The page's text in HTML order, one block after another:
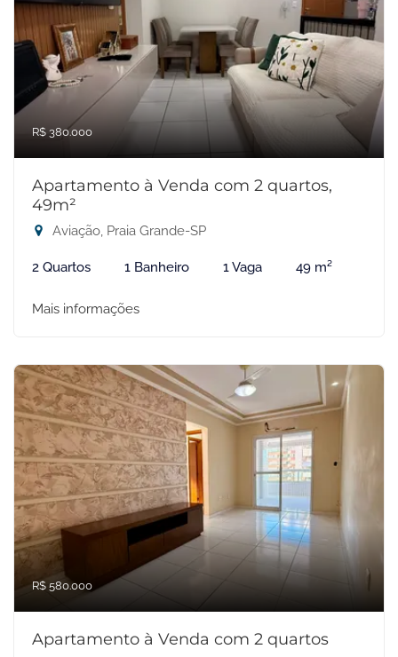
R$ 380.000
Apartamento à Venda com 2 quartos,
49m²
Aviação, Praia Grande-SP
2 Quartos 1 Banheiro 1 Vaga 49 m²
Mais informações
R$ 580.000
Apartamento à Venda com 2 quartos